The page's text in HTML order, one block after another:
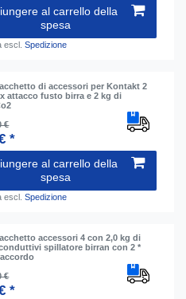
al carrello della
spesa
escl.Spedizione
di accessori per Kontakt 2
attacco fusto birra e 2 kg di
€
*
al carrello della
spesa
escl.Spedizione
accessori 4 con 2,0 kg di
spillatore birran con 2 *
€
*